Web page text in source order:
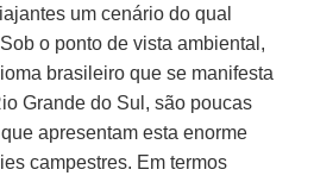
um cenário do qual
o ponto de vista ambiental,
brasileiro que se manifesta
Grande do Sul, são poucas
apresentam esta enorme
campestres. Em termos